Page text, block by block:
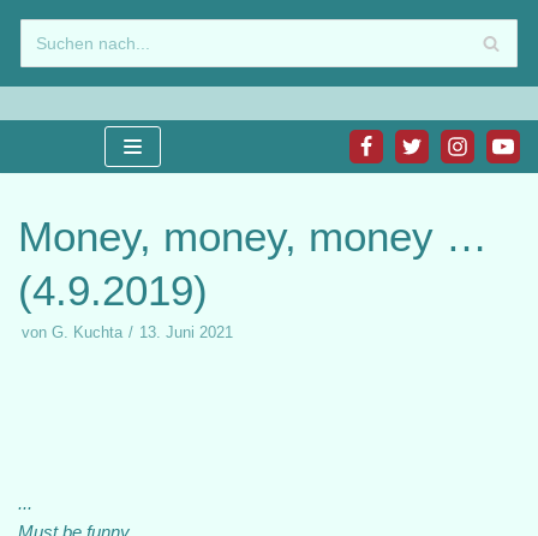
Zum
Inhalt
springen
Money, money, money …
(4.9.2019)
von G. Kuchta 13. Juni 2021
...
Must be funny